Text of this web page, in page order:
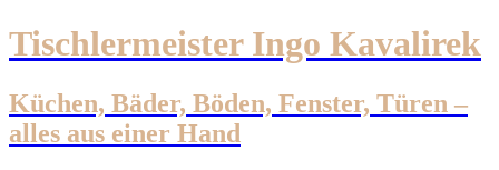
Tischlermeister Ingo Kavalirek
Küchen, Bäder, Böden, Fenster, Türen –
alles aus einer Hand